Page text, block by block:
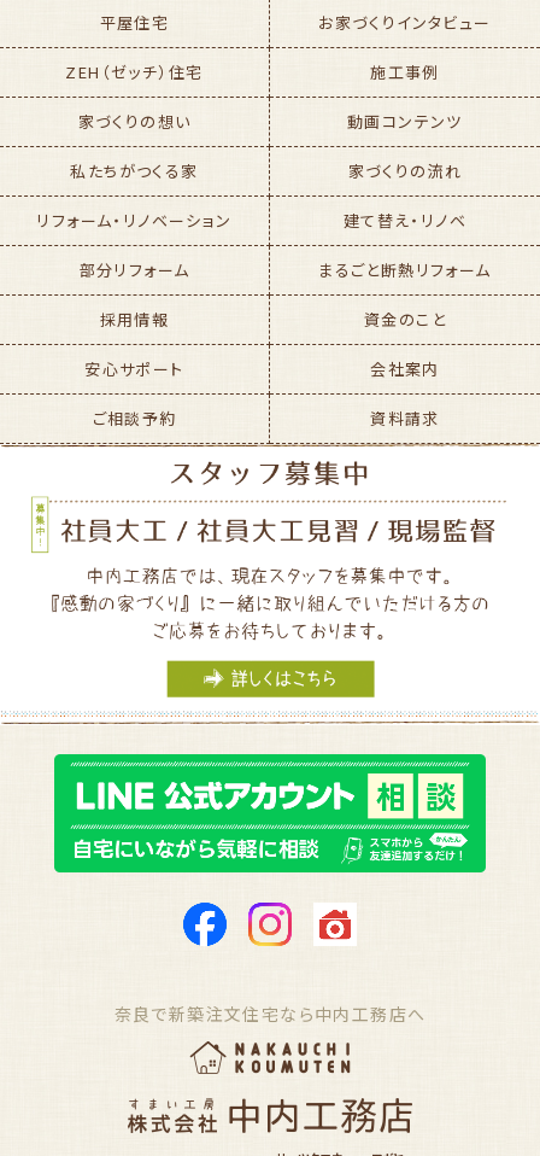
平屋住宅 お家づくりインタビュー
ZEH（ゼッチ）住宅 施工事例
家づくりの想い 動画コンテンツ
私たちがつくる家 家づくりの流れ
リフォーム・リノベーション 建て替え・リノベ
部分リフォーム まるごと断熱リフォーム
採用情報 資金のこと
安心サポート 会社案内
ご相談予約 資料請求
奈良で新築注文住宅なら中内工務店へ